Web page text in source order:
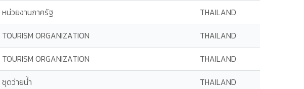
หน่วยงานภาครัฐ
THAILAND
TOURISM ORGANIZATION
THAILAND
TOURISM ORGANIZATION
THAILAND
ชุดว่ายน้ำ
THAILAND